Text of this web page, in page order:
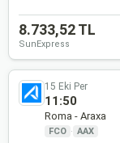
8.733,52 TL
SunExpress
15 Eki Per
11:50
Roma - Araxa
FCO · AAX